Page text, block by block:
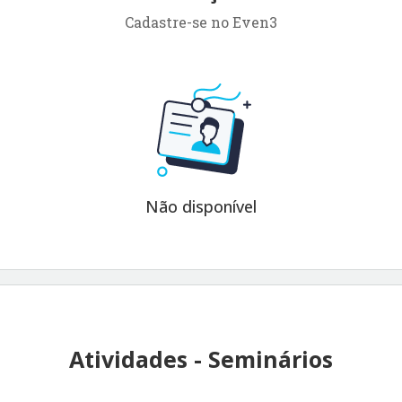
18h.
(Vagas limitadas)
Cadastre-se no Even3
Não disponível
Atividades - Seminários